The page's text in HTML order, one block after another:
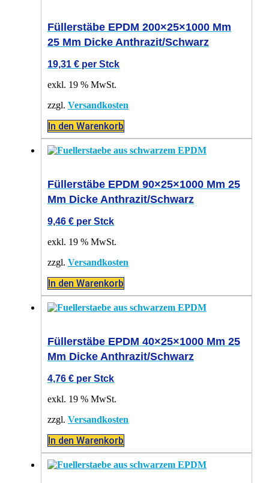
Füllerstäbe EPDM 200×25×1000 Mm
25 Mm Dicke Anthrazit/schwarz
19,31 € per Stck
exkl. 19 % MwSt.
zzgl. Versandkosten
In den Warenkorb
Füllerstäbe EPDM 90×25×1000 Mm 25
Mm Dicke Anthrazit/schwarz
9,46 € per Stck
exkl. 19 % MwSt.
zzgl. Versandkosten
In den Warenkorb
Füllerstäbe EPDM 40×25×1000 Mm 25
Mm Dicke Anthrazit/schwarz
4,76 € per Stck
exkl. 19 % MwSt.
zzgl. Versandkosten
In den Warenkorb